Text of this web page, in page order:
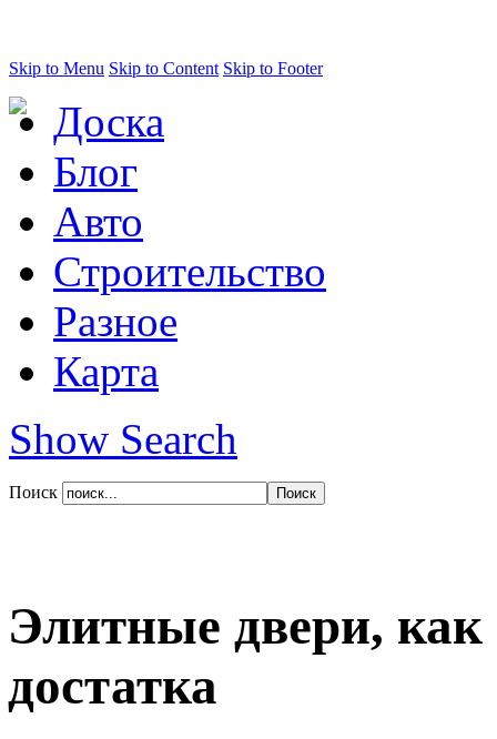
Skip to Menu Skip to Content Skip to Footer
Доска
Блог
Авто
Строительство
Разное
Карта
Show Search
Поиск
Элитные двери, как
достатка